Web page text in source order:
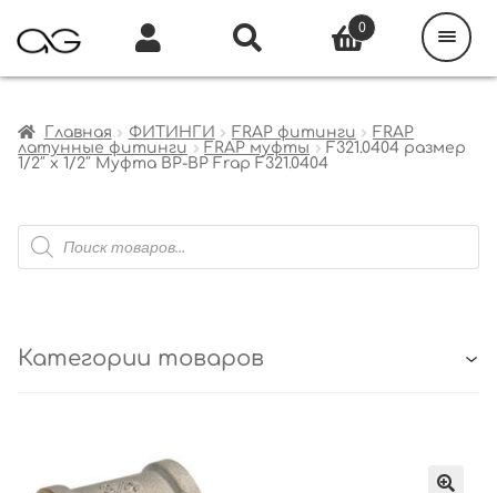
Главная ФИТИНГИ FRAP фитинги
FRAP
латунные фитинги
FRAP муфты
F321.0404 размер
1/2″ x 1/2″ Муфта ВР-ВР Frap F321.0404
Поиск
товаров
Категории товаров
0